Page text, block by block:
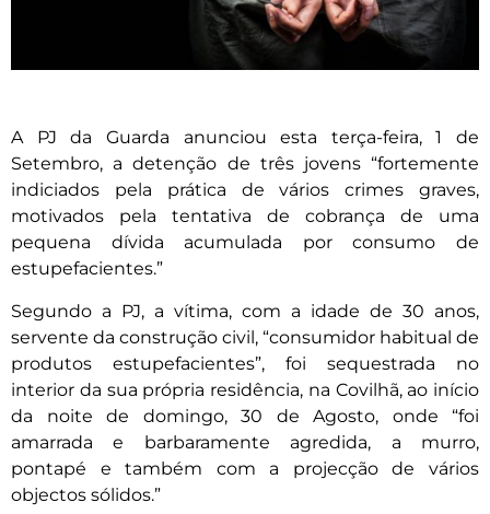
A PJ da Guarda anunciou esta terça-feira, 1 de
Setembro, a detenção de três jovens “fortemente
indiciados pela prática de vários crimes graves,
motivados pela tentativa de cobrança de uma
pequena dívida acumulada por consumo de
estupefacientes.”
Segundo a PJ, a vítima, com a idade de 30 anos,
servente da construção civil, “consumidor habitual de
produtos estupefacientes”, foi sequestrada no
interior da sua própria residência, na Covilhã, ao início
da noite de domingo, 30 de Agosto, onde “foi
amarrada e barbaramente agredida, a murro,
pontapé e também com a projecção de vários
objectos sólidos.”